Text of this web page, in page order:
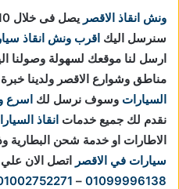
ونش انقاذ الاقصر
سنرسل اليك اقرب ونش انقاذ
ارسل لنا موقعك لسهولة وصولنا
مناطق وشوارع الاقصر ولدينا خبرة أكثر
السيارات وسوف نرسل لك اسرع
نقدم لك جميع خدمات انقاذ
الاطارات او خدمة شحن البطارية
سيارات في الاقصر اتصل الان علي
01099996138
–